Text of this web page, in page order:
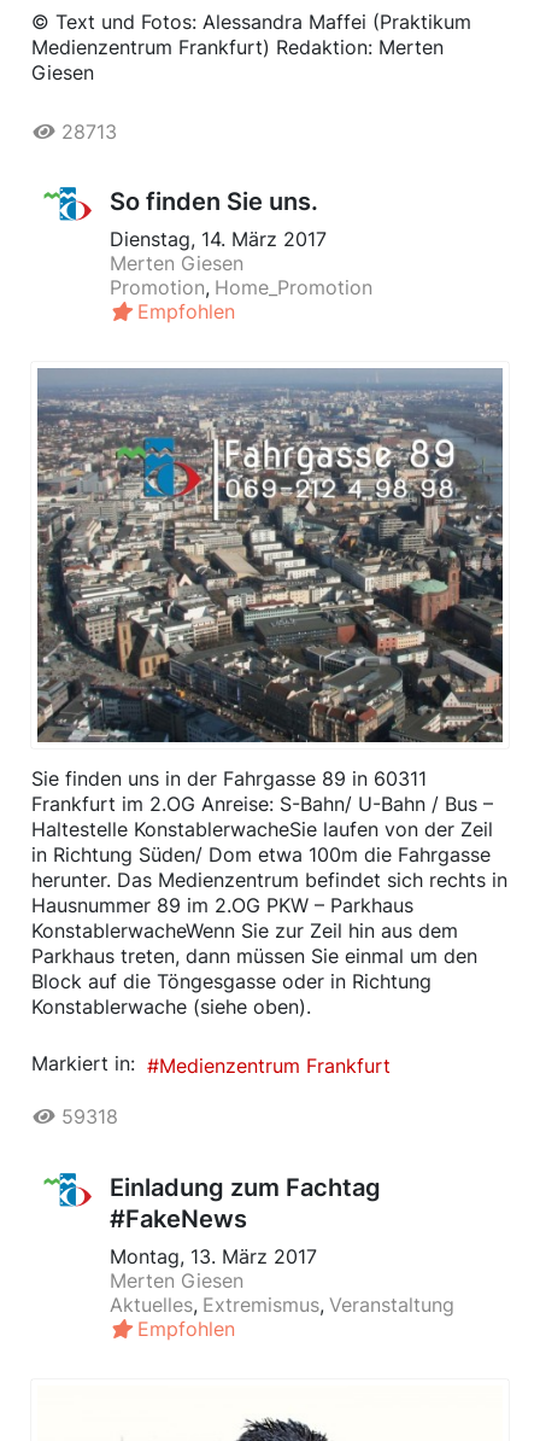
© Text und Fotos: Alessandra Maffei (Praktikum
Medienzentrum Frankfurt) Redaktion: Merten
Giesen
28713
So finden Sie uns.
Dienstag, 14. März 2017
Merten Giesen
Promotion Home_Promotion
Empfohlen
Sie finden uns in der Fahrgasse 89 in 60311
Frankfurt im 2.OG Anreise: S-Bahn/ U-Bahn / Bus –
Haltestelle KonstablerwacheSie laufen von der Zeil
in Richtung Süden/ Dom etwa 100m die Fahrgasse
herunter. Das Medienzentrum befindet sich rechts in
Hausnummer 89 im 2.OG PKW – Parkhaus
KonstablerwacheWenn Sie zur Zeil hin aus dem
Parkhaus treten, dann müssen Sie einmal um den
Block auf die Töngesgasse oder in Richtung
Konstablerwache (siehe oben).
Markiert in: Medienzentrum Frankfurt
59318
Einladung zum Fachtag
#FakeNews
Montag, 13. März 2017
Merten Giesen
Aktuelles Extremismus Veranstaltung
Empfohlen